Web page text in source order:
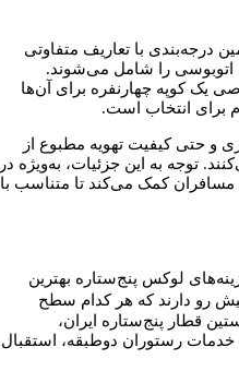
درجه‌بندی با تعاریف متفاوتی
اتوبوسی را شامل می‌شوند.
یک کوپه چهارنفره برای آن‌ها
برای انتخاب است.
و حتی کیفیت تهویه مطبوع از
توجه به این جزئیات، به‌ویژه در
کمک می‌کند تا متناسب با
لوکس پنج‌ستاره بهترین
رو دارند که هر کدام سطح
قطار پنج‌ستاره ایران،
خدمات رستوران دوطبقه، استقبال